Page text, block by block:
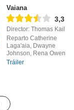
Vaiana
3,3
Director: Thomas Kail
Reparto Catherine
Laga'aia, Dwayne
Johnson, Rena Owen
Tráiler